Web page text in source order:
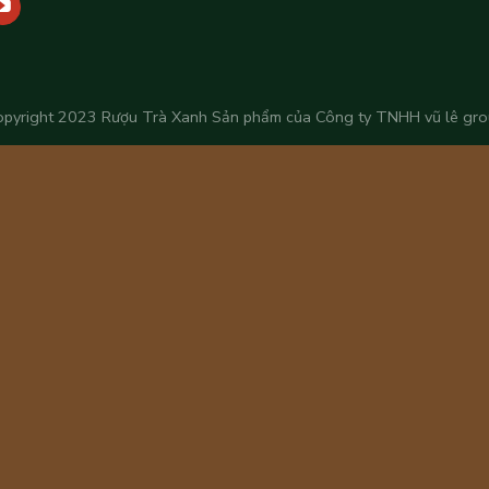
2023 Rượu Trà Xanh Sản phẩm của Công ty TNHH vũ lê